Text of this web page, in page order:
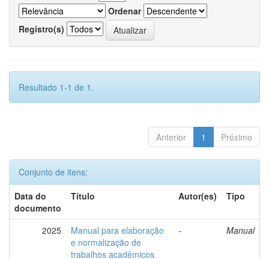
Ordenar
Registro(s)
Resultado 1-1 de 1.
Anterior 1 Próximo
Conjunto de itens:
Data do
documento
Título Autor(es) Tipo
2025
Manual para elaboração
e normalização de
trabalhos acadêmicos
- Manual